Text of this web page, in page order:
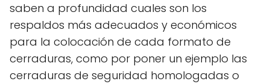
saben a profundidad cuales son los
respaldos más adecuados y económicos
para la colocación de cada formato de
cerraduras, como por poner un ejemplo las
cerraduras de seguridad homologadas o